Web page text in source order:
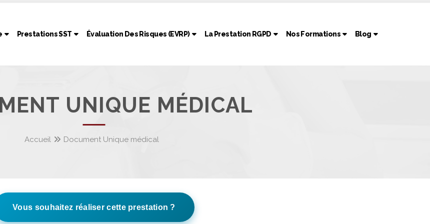
Prestations SST Évaluation Des Risques (EVRP) La Prestation RGPD Nos Formations Blog
UNIQUE MÉDICAL
Accueil Document Unique médical
Vous souhaitez réaliser cette prestation ?